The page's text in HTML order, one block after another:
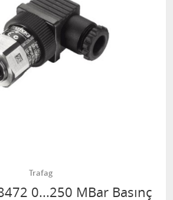
Trafag
0...250 MBar Basınç